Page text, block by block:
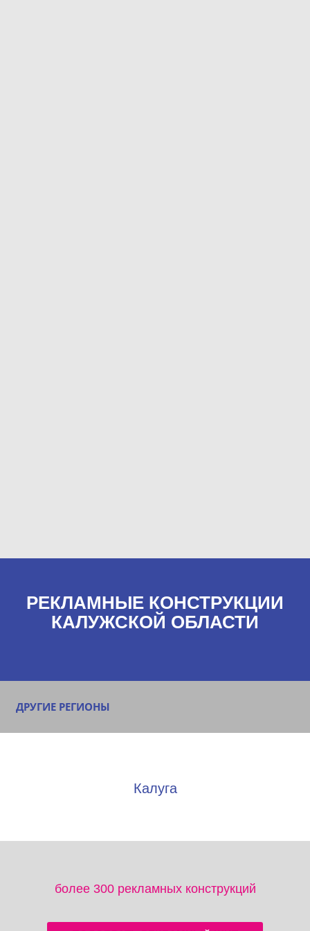
РЕКЛАМНЫЕ КОНСТРУКЦИИ
КАЛУЖСКОЙ ОБЛАСТИ
ДРУГИЕ РЕГИОНЫ
Калуга
более 300 рекламных конструкций